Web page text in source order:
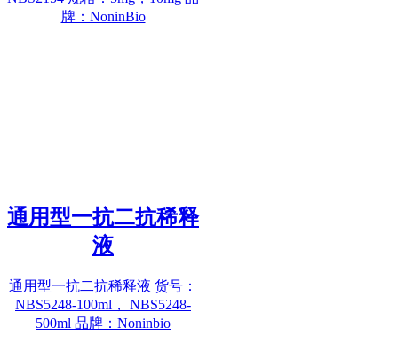
牌：NoninBio
通用型一抗二抗稀释
液
通用型一抗二抗稀释液 货号：
NBS5248-100ml， NBS5248-
500ml 品牌：Noninbio